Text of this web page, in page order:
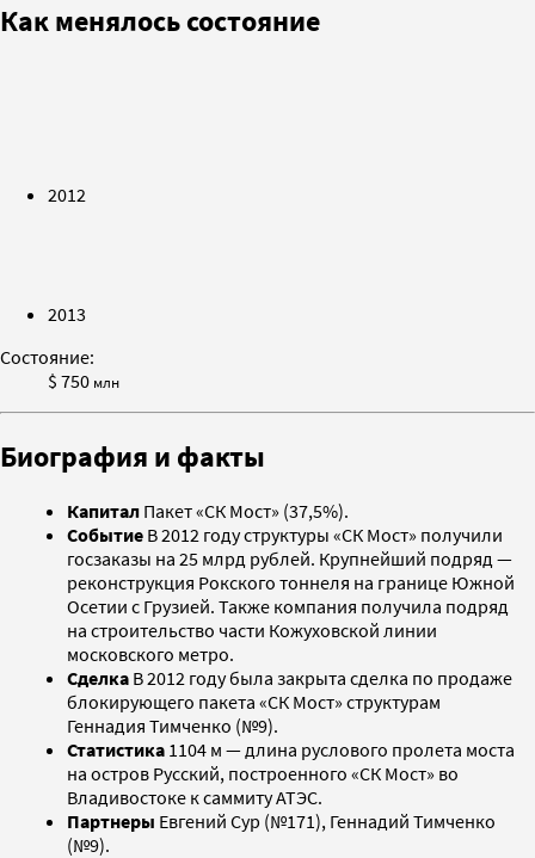
Как менялось состояние
2012
2013
Состояние:
$ 750 млн
Биография и факты
Капитал Пакет «СК Мост» (37,5%).
Событие В 2012 году структуры «СК Мост» получили
госзаказы на 25 млрд рублей. Крупнейший подряд —
реконструкция Рокского тоннеля на границе Южной
Осетии с Грузией. Также компания получила подряд
на строительство части Кожуховской линии
московского метро.
Сделка В 2012 году была закрыта сделка по продаже
блокирующего пакета «СК Мост» структурам
Геннадия Тимченко (№9).
Статистика 1104 м — длина руслового пролета моста
на остров Русский, построенного «СК Мост» во
Владивостоке к саммиту АТЭС.
Партнеры Евгений Сур (№171), Геннадий Тимченко
(№9).